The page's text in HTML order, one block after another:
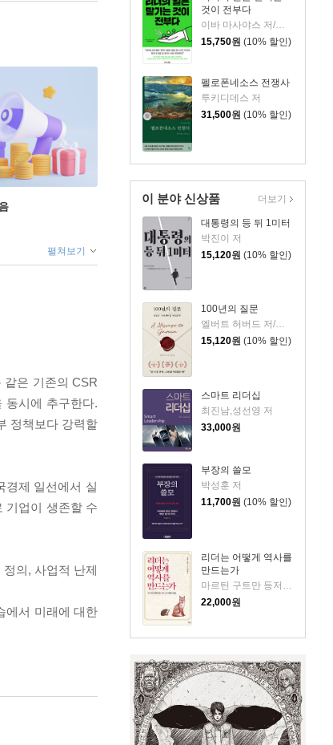
것이 전부다
15,750원 (10% 할인)
펠로폰네소스 전쟁사
투키디데스 저
31,500원 (10% 할인)
이 분야 신상품
대통령의 등 뒤 1미터
박진이 저
15,120원 (10% 할인)
100년의 질문
엘버트 허버드 저/충희 편
15,120원 (10% 할인)
스마트 리더십
최진남,성선영 저
33,000원
부장의 쓸모
박성훈 저
11,700원 (10% 할인)
리더는 어떻게 역사를
만드는가
마르틴 구트만 등저/김동환 편역
22,000원
더보기
펼쳐보기
같은 기존의 CSR
동시에 추구한다.
정책보다 강력할
경제 일선에서 실
기업이 생존할 수
의, 사업적 난제
에서 미래에 대한